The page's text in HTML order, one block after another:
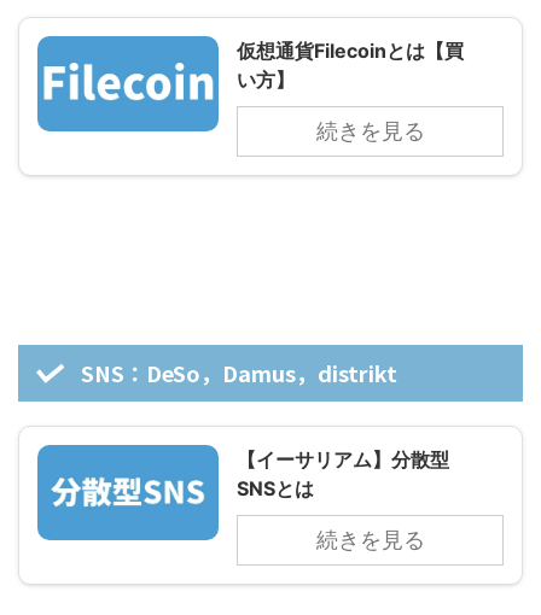
仮想通貨Filecoinとは【買
い方】
続きを見る
SNS：DeSo，Damus，distrikt
【イーサリアム】分散型
SNSとは
続きを見る